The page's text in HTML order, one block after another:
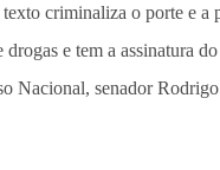
criminaliza o porte e a
drogas e tem a assinatura
Nacional, senador